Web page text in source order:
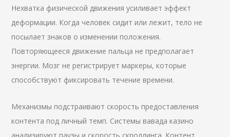
Нехватка физической движения усиливает эффект
деформации. Когда человек сидит или лежит, тело не
посылает знаков о изменении положения.
Повторяющееся движение пальца не предполагает
энергии. Мозг не регистрирует маркеры, которые
способствуют фиксировать течение времени.
Механизмы подстраивают скорость предоставления
контента под личный темп. Системы вавада казино